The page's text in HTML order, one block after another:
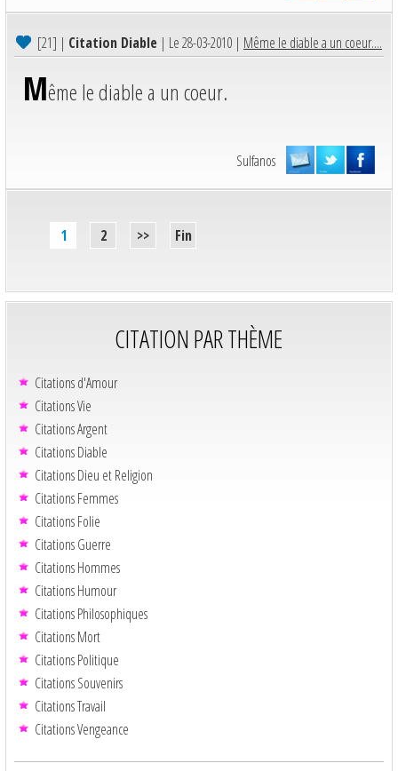
[21] | Citation Diable | Le 28-03-2010 | Même le diable a un coeur....
Même le diable a un coeur.
Sulfanos
1 2 >> Fin
CITATION PAR THÈME
Citations d'Amour
Citations Vie
Citations Argent
Citations Diable
Citations Dieu et Religion
Citations Femmes
Citations Folie
Citations Guerre
Citations Hommes
Citations Humour
Citations Philosophiques
Citations Mort
Citations Politique
Citations Souvenirs
Citations Travail
Citations Vengeance